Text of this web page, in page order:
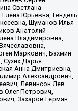
Светлана
Юрьевна, Гендель
Шуманов Илья
Анатолий
Владимировна,
Маркович, Бахмин
Дарья
Анна Дмитриевна,
Александрович,
Левинсон Лев
Петрович,
Захаров Герман